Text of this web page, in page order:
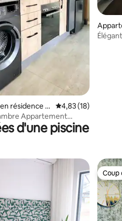
base de 3 commentaires : 5 sur 5
résidence ⋅
Évaluation
4,83 (18)
d'une piscine
Coup
Coup